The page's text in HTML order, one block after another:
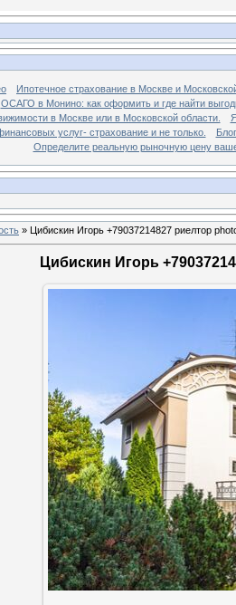
Ипотечное страхование в Москве и
ОСАГО в Монино: как оформить и где найти
в Москве или в Московской области.
услуг- страхование и не только.
Блог
Определите реальную рыночную цену
» Цибискин Игорь +79037214827 риелтор
Цибискин Игорь